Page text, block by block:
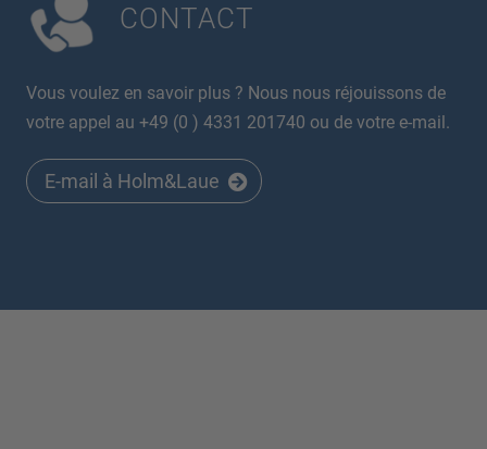
CONTACT
Vous voulez en savoir plus ? Nous nous réjouissons de
votre appel au +49 (0 ) 4331 201740 ou de votre e-mail.
E-mail à Holm&Laue